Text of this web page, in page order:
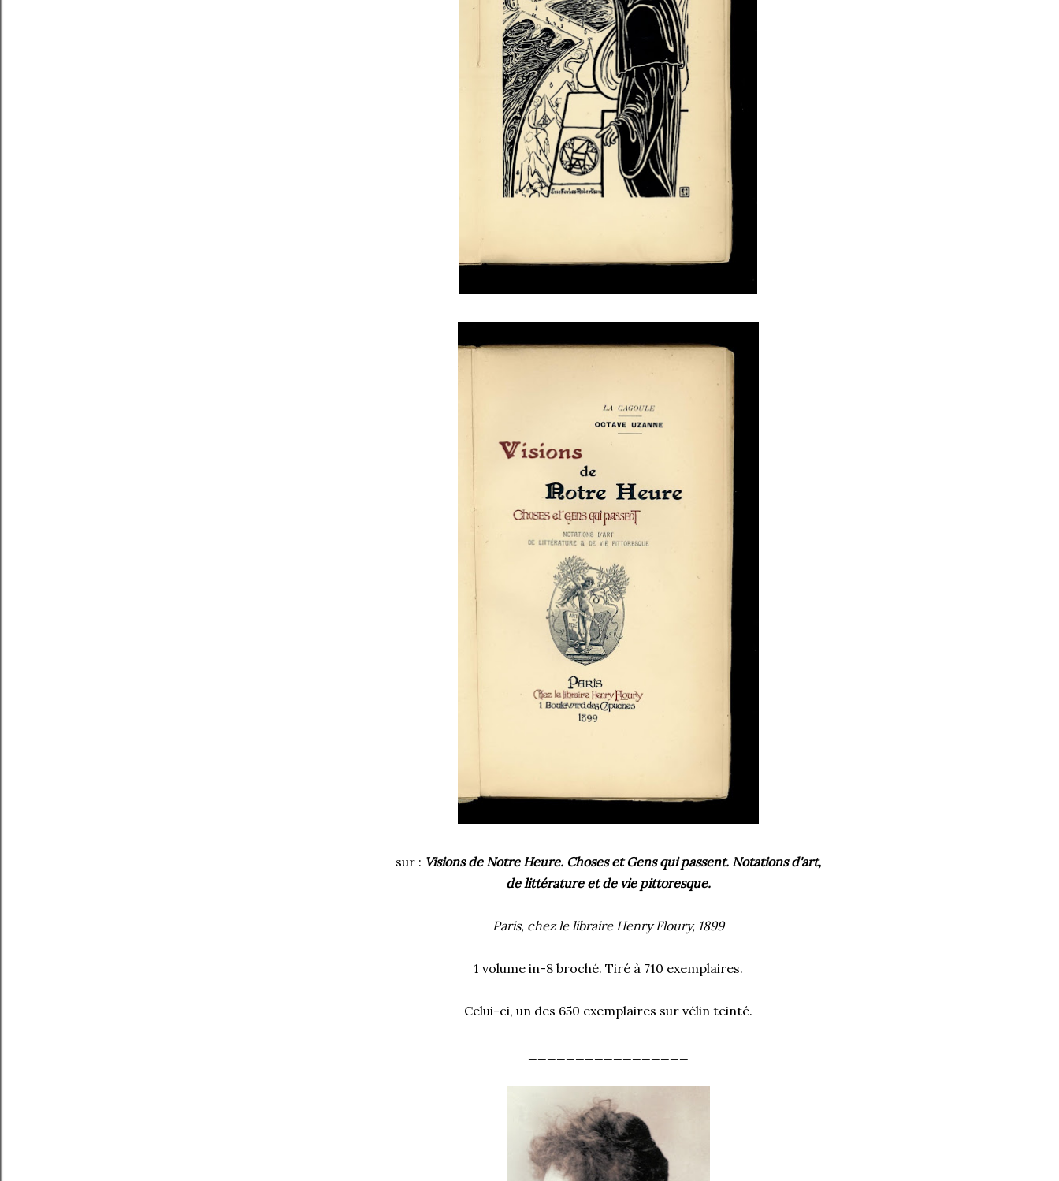
sur : Visions de Notre Heure. Choses et Gens qui passent. Notations d'art,
de littérature et de vie pittoresque.
Paris, chez le libraire Henry Floury, 1899
1 volume in-8 broché. Tiré à 710 exemplaires.
Celui-ci, un des 650 exemplaires sur vélin teinté.